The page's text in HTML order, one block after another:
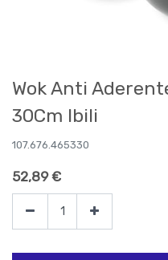
Wok Anti
30Cm Ibili
107.676.465330
52,89€